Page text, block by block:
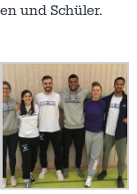
und Schüler.